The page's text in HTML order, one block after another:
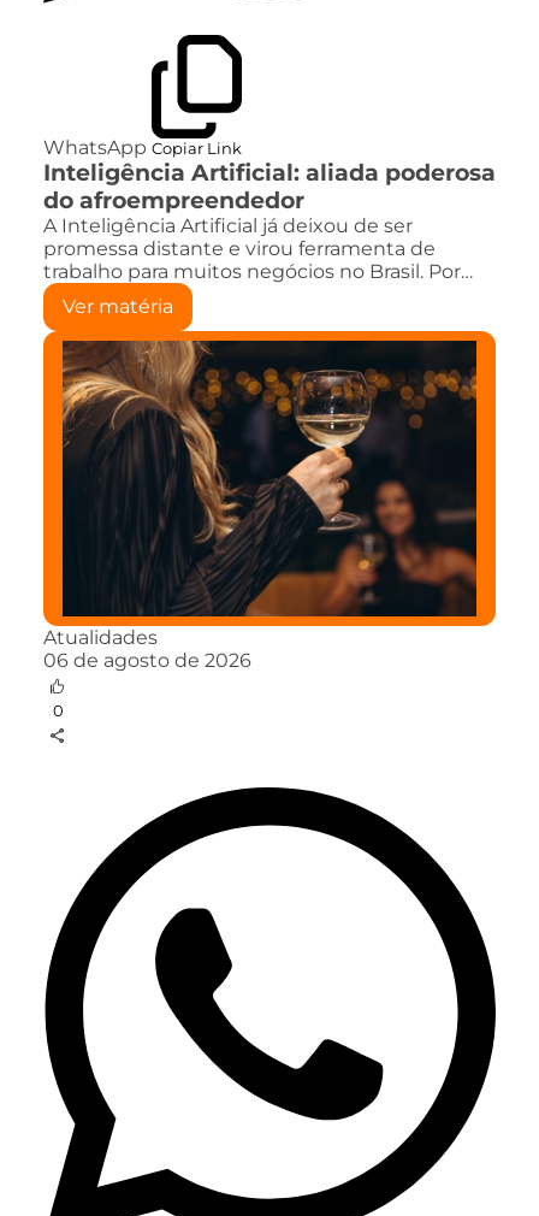
WhatsApp Copiar Link
Inteligência Artificial: aliada poderosa
do afroempreendedor
A Inteligência Artificial já deixou de ser
promessa distante e virou ferramenta de
trabalho para muitos negócios no Brasil. Por…
Ver matéria
Atualidades
06 de agosto de 2026
0